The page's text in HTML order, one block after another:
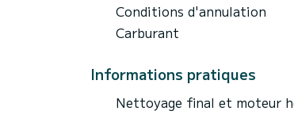
Conditions d'annulation
Carburant
Informations pratiques
Nettoyage final et moteur